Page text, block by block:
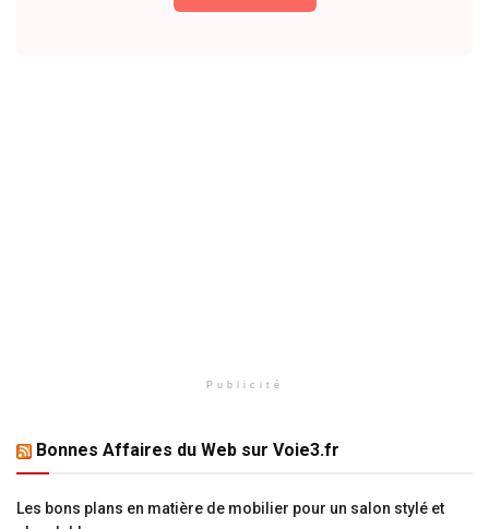
Publicité
Bonnes Affaires du Web sur Voie3.fr
Les bons plans en matière de mobilier pour un salon stylé et